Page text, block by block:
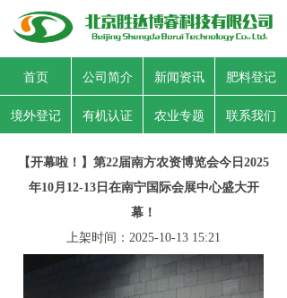
首页 公司简介 新闻资讯 肥料登记
境外登记 有机认证 农业专题 联系我们
【开幕啦！】第22届南方农资博览会今日2025
年10月12-13日在南宁国际会展中心盛大开
幕！
上架时间： 2025-10-13 15:21